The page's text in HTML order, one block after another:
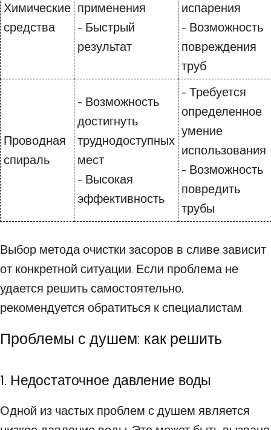
Химические
средства
применения
- Быстрый
результат
испарения
- Возможность
повреждения
труб
Проводная
спираль
- Возможность
достигнуть
труднодоступных
мест
- Высокая
эффективность
- Требуется
определенное
умение
использования
- Возможность
повредить
трубы
Выбор метода очистки засоров в сливе зависит
от конкретной ситуации. Если проблема не
удается решить самостоятельно,
рекомендуется обратиться к специалистам.
Проблемы с душем: как решить
1. Недостаточное давление воды
Одной из частых проблем с душем является